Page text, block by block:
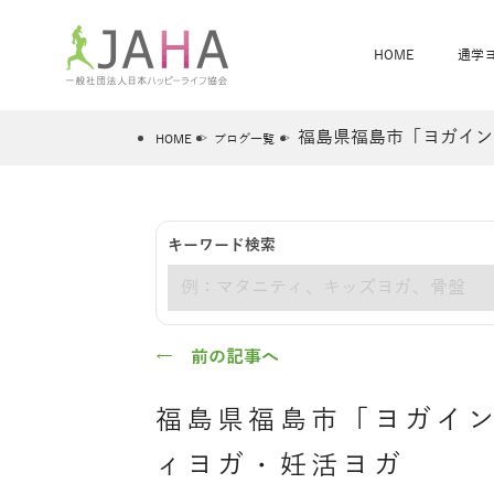
HOME
JAHAについて JAHAヨガスタジ
通学
JAHA資格講座一覧 卒業生の声
骨盤スリムヨガ®通信 ベビママヨガ
ヨガレッスンカレンダー オンラインヨ
全米ヨガRYT200
骨盤スリムヨガ
®
HOME ブログ一覧 福島県福島市「ヨガイ
キーワード検索
← 前の記事へ
福島県福島市「ヨガイ
ィヨガ・妊活ヨガ